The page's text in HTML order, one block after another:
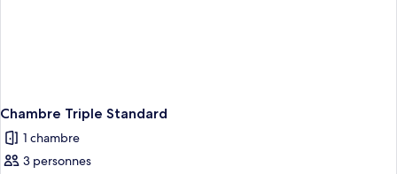
Chambre Triple Standard
1 chambre
3 personnes